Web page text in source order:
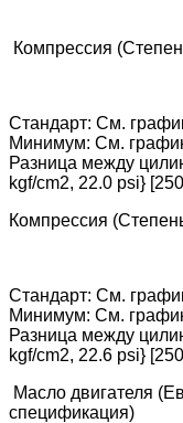
Компрессия
Стандарт: См.
Минимум: См.
Разница между
kgf/cm2, 22.0 psi}
Компрессия
Стандарт: См.
Минимум: См.
Разница между
kgf/cm2, 22.6 psi}
Масло двигателя
спецификация)